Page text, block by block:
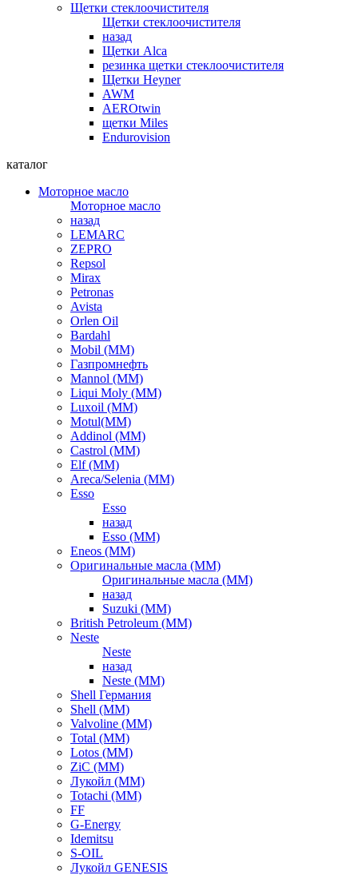
Щетки стеклоочистителя
Щетки стеклоочистителя
назад
Щетки Alca
резинка щетки стеклоочистителя
Щетки Heyner
AWM
AEROtwin
щетки Miles
Endurovision
каталог
Моторное масло
Моторное масло
назад
LEMARC
ZEPRO
Repsol
Mirax
Petronas
Avista
Orlen Oil
Bardahl
Mobil (ММ)
Газпромнефть
Mannol (ММ)
Liqui Moly (ММ)
Luxoil (ММ)
Motul(ММ)
Addinol (ММ)
Castrol (ММ)
Elf (ММ)
Areca/Selenia (ММ)
Esso
Esso
назад
Esso (ММ)
Eneos (ММ)
Оригинальные масла (ММ)
Оригинальные масла (ММ)
назад
Suzuki (ММ)
British Petroleum (ММ)
Neste
Neste
назад
Neste (ММ)
Shell Германия
Shell (ММ)
Valvoline (ММ)
Total (ММ)
Lotos (ММ)
ZiC (ММ)
Лукойл (ММ)
Totachi (MM)
FF
G-Energy
Idemitsu
S-OIL
Лукойл GENESIS